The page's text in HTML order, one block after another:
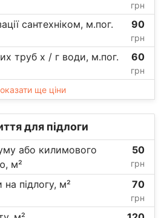
грн
сантехніком, м.пог. 90
грн
труб х / г води, м.пог. 60
грн
ще ціни
для підлоги
або килимового
м²
50
грн
підлогу, м² 70
грн